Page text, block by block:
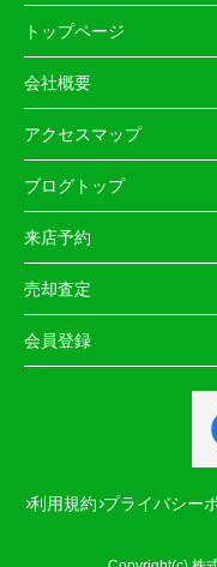
トップページ
会社概要
アクセスマップ
ブログトップ
来店予約
売却査定
会員登録
利用規約 プライバシー